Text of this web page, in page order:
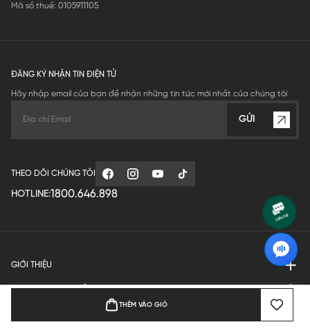
THÊM VÀO GIỎ
Mã số thuế: 0105911105
ĐĂNG KÝ NHẬN TIN ĐIỆN TỬ
Hãy nhập email của bạn để nhận những tin tức mới nhất của chúng tôi
GỬI
THEO DÕI CHÚNG TÔI
HOTLINE:1800.646.898
GIỚI THIỆU
QUY ĐỊNH HOẠT ĐỘNG